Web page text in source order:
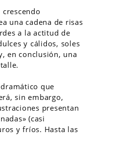
crescendo
una cadena de risas
a la actitud de
y cálidos, soles
en conclusión, una
que
sin embargo,
presentan
(casi
y fríos. Hasta las